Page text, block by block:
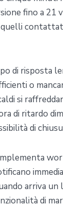
fino a 21
di risposta
o
si
di ritardo
di
arriva un
di